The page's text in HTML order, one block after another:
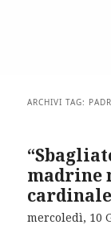
ARCHIVI TAG:
madrine
mercoledì, 10